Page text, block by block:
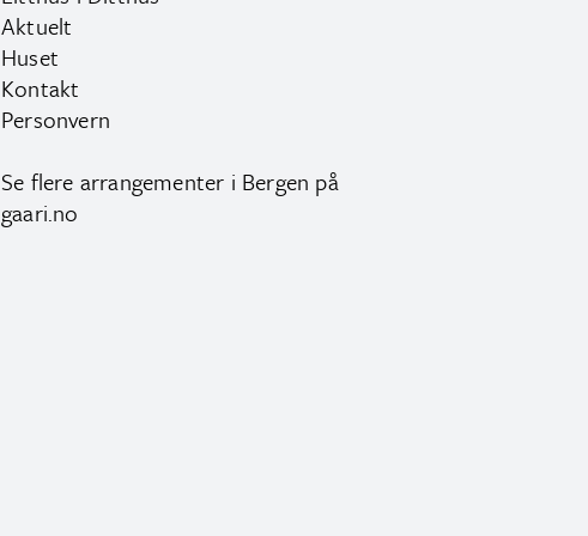
Aktuelt
Huset
Kontakt
Personvern
Se flere arrangementer i Bergen på
gaari.no